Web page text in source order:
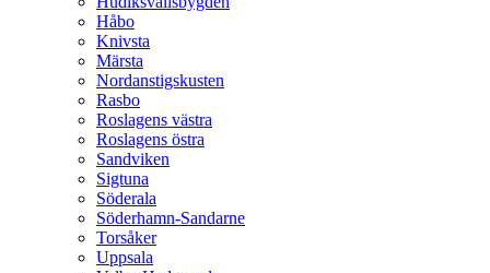
Håbo
Knivsta
Märsta
Nordanstigskusten
Rasbo
Roslagens västra
Roslagens östra
Sandviken
Sigtuna
Söderala
Söderhamn-Sandarne
Torsåker
Uppsala